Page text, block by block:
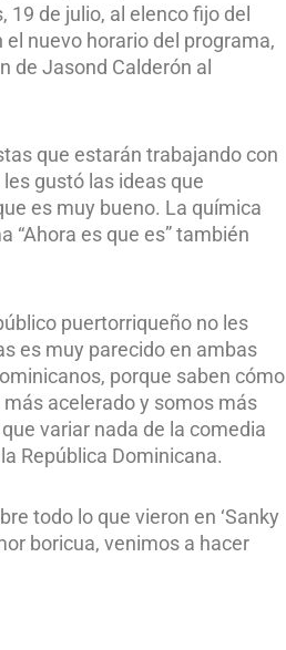
19 de julio, al elenco fijo del
el nuevo horario del programa,
de Jasond Calderón al
que estarán trabajando con
gustó las ideas que
es muy bueno. La química
“Ahora es que es” también
puertorriqueño no les
es muy parecido en ambas
porque saben cómo
acelerado y somos más
variar nada de la comedia
República Dominicana.
todo lo que vieron en ‘Sanky
boricua, venimos a hacer